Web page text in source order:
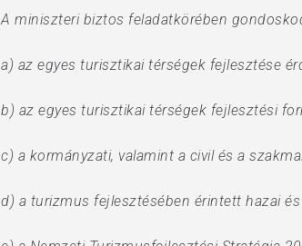
A miniszteri biztos feladatkörében
a) az egyes turisztikai térségek fejlesztése
b) az egyes turisztikai térségek fejlesztési
c) a kormányzati, valamint a civil és a
d) a turizmus fejlesztésében érintett hazai